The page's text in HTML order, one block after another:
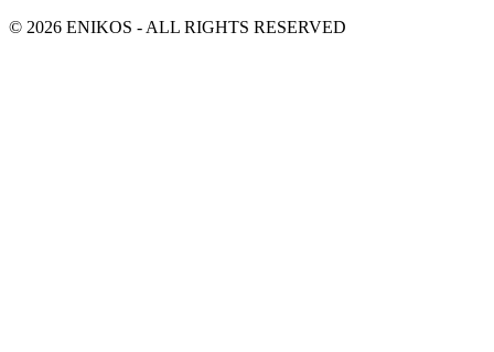
© 2026 ENIKOS - ALL RIGHTS RESERVED